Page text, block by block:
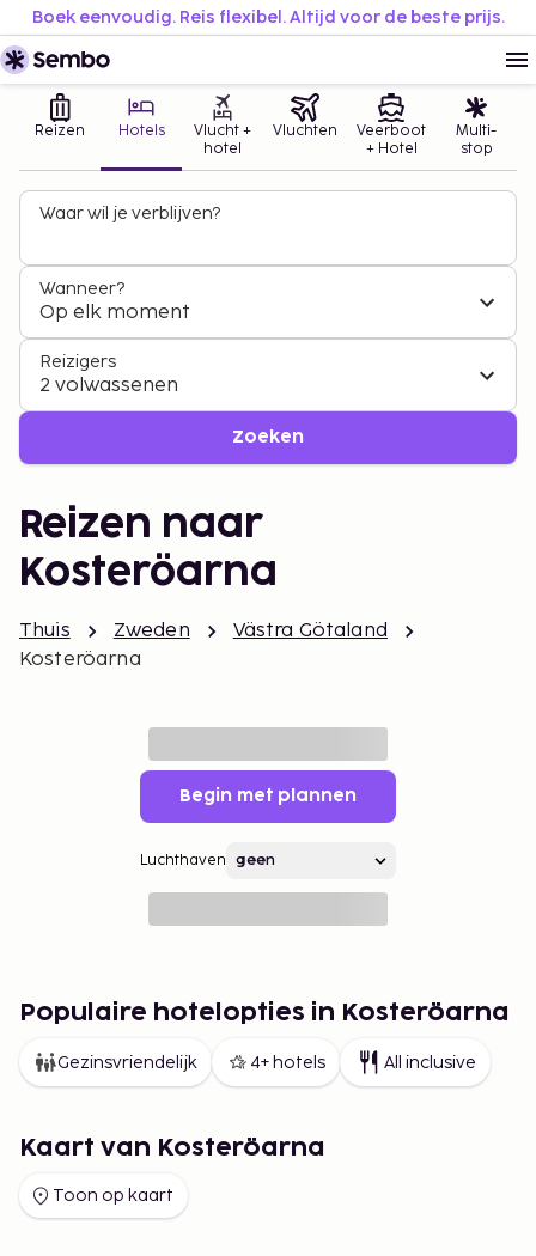
Boek eenvoudig. Reis flexibel. Altijd voor de beste prijs.
Reizen Hotels
Vlucht +
hotel
Vluchten
Veerboot
+ Hotel
Multi-
stop
Waar wil je verblijven?
Wanneer?
Op elk moment
Reizigers
2 volwassenen
Zoeken
Reizen naar
Kosteröarna
Thuis Zweden
Västra Götaland
Kosteröarna
Begin met plannen
Luchthaven
Populaire hotelopties in Kosteröarna
Gezinsvriendelijk 4+ hotels All inclusive
Kaart van Kosteröarna
Toon op kaart